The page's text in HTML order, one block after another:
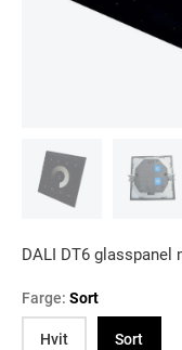
DALI DT6
Farge: Sort
Hvit
Sort